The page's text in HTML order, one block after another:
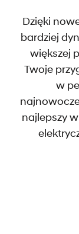
Live
Już od
130 900
Dzięki
bardziej
większej
Twoje
w
najlepszy